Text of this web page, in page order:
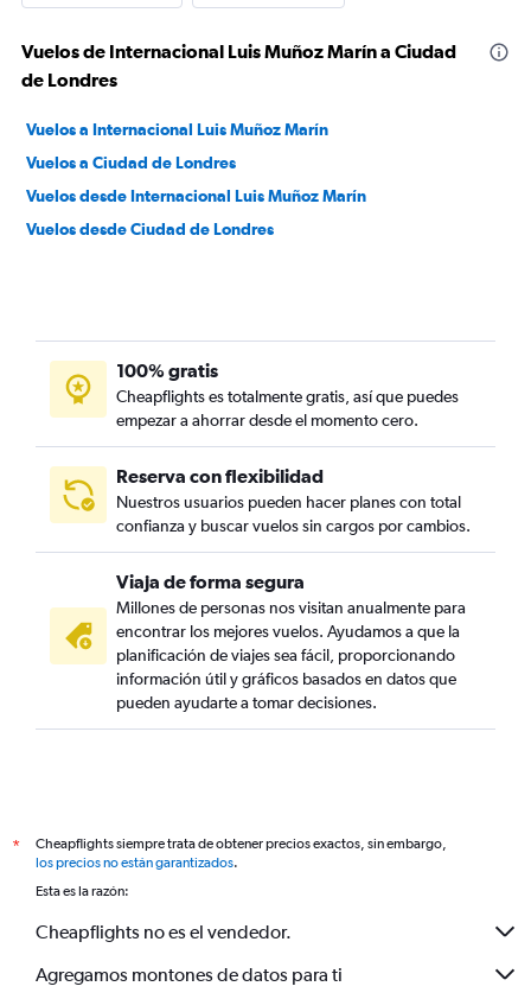
Vuelos de Internacional Luis Muñoz Marín a Ciudad
de Londres
Vuelos a Internacional Luis Muñoz Marín
Vuelos a Ciudad de Londres
Vuelos desde Internacional Luis Muñoz Marín
Vuelos desde Ciudad de Londres
100% gratis
Cheapflights es totalmente gratis, así que puedes
empezar a ahorrar desde el momento cero.
Reserva con flexibilidad
Nuestros usuarios pueden hacer planes con total
confianza y buscar vuelos sin cargos por cambios.
Viaja de forma segura
Millones de personas nos visitan anualmente para
encontrar los mejores vuelos. Ayudamos a que la
planificación de viajes sea fácil, proporcionando
información útil y gráficos basados en datos que
pueden ayudarte a tomar decisiones.
*
Cheapflights siempre trata de obtener precios exactos, sin embargo,
los precios no están garantizados.
Esta es la razón:
Cheapflights no es el vendedor.
Agregamos montones de datos para ti